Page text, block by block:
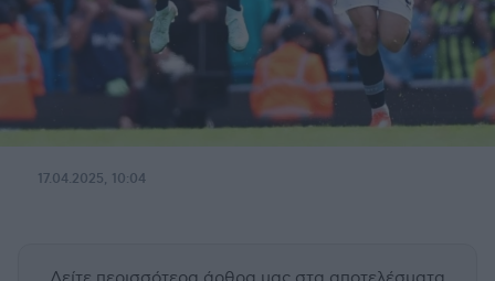
17.04.2025, 10:04